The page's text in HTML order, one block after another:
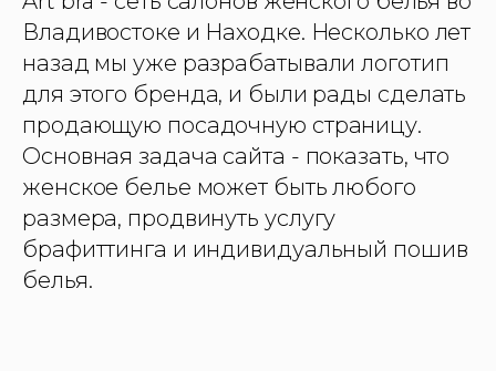
Владивостоке и Находке. Несколько лет
назад мы уже разрабатывали логотип
для этого бренда, и были рады сделать
продающую посадочную страницу.
Основная задача сайта - показать, что
женское белье может быть любого
размера, продвинуть услугу
брафиттинга и индивидуальный пошив
белья.